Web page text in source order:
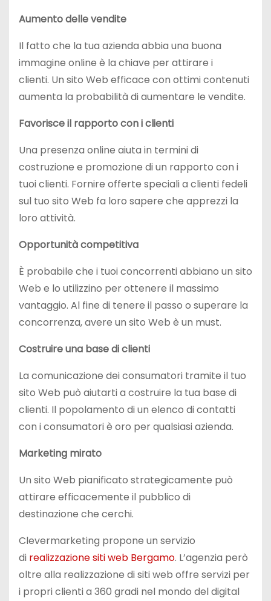
Aumento delle vendite
Il fatto che la tua azienda abbia una buona
immagine online è la chiave per attirare i
clienti. Un sito Web efficace con ottimi contenuti
aumenta la probabilità di aumentare le vendite.
Favorisce il rapporto con i clienti
Una presenza online aiuta in termini di
costruzione e promozione di un rapporto con i
tuoi clienti. Fornire offerte speciali a clienti fedeli
sul tuo sito Web fa loro sapere che apprezzi la
loro attività.
Opportunità competitiva
È probabile che i tuoi concorrenti abbiano un sito
Web e lo utilizzino per ottenere il massimo
vantaggio. Al fine di tenere il passo o superare la
concorrenza, avere un sito Web è un must.
Costruire una base di clienti
La comunicazione dei consumatori tramite il tuo
sito Web può aiutarti a costruire la tua base di
clienti. Il popolamento di un elenco di contatti
con i consumatori è oro per qualsiasi azienda.
Marketing mirato
Un sito Web pianificato strategicamente può
attirare efficacemente il pubblico di
destinazione che cerchi.
Clevermarketing propone un servizio
di realizzazione siti web Bergamo. L’agenzia però
oltre alla realizzazione di siti web offre servizi per
i propri clienti a 360 gradi nel mondo del digital